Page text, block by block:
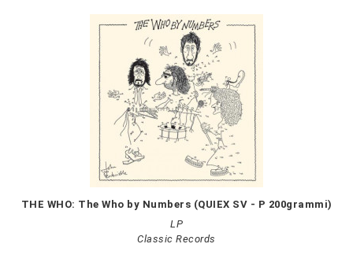
THE WHO: The Who by Numbers (QUIEX SV - P 200grammi)
LP
Classic Records